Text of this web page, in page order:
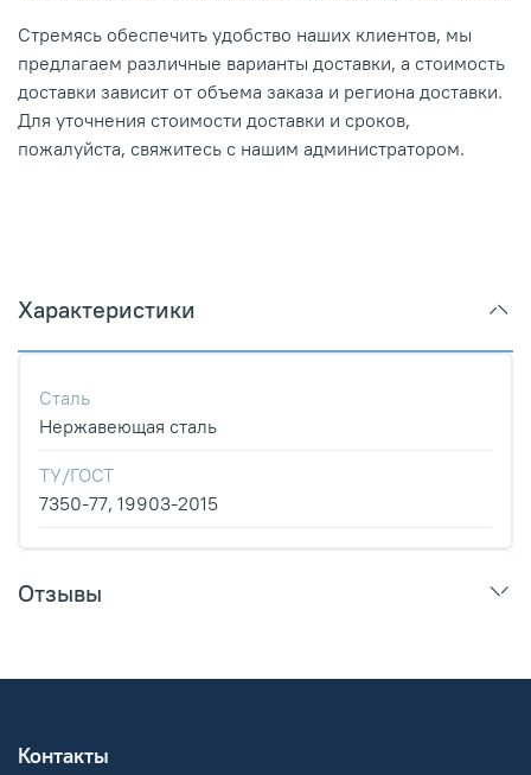
Стремясь обеспечить удобство наших клиентов, мы
предлагаем различные варианты доставки, а стоимость
доставки зависит от объема заказа и региона доставки.
Для уточнения стоимости доставки и сроков,
пожалуйста, свяжитесь с нашим администратором.
Характеристики
Сталь
Нержавеющая сталь
ТУ/ГОСТ
7350-77, 19903-2015
Отзывы
Контакты